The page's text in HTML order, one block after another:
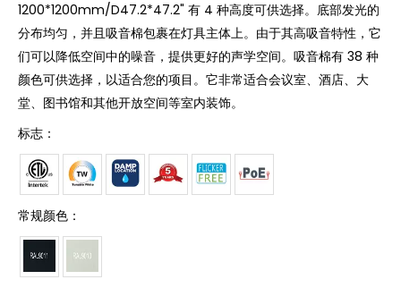
1200*1200mm/D47.2*47.2" 有 4 种高度可供选择。底部发光的
分布均匀，并且吸音棉包裹在灯具主体上。由于其高吸音特性，它
们可以降低空间中的噪音，提供更好的声学空间。吸音棉有 38 种
颜色可供选择，以适合您的项目。它非常适合会议室、酒店、大
堂、图书馆和其他开放空间等室内装饰。
标志：
常规颜色：